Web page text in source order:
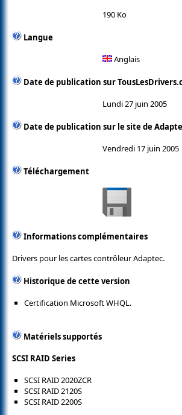
190 Ko
Langue
Anglais
Date de publication sur
Lundi 27 juin 2005
Date de publication sur le site de
Vendredi 17 juin 2005
Téléchargement
Informations complémentaires
Drivers pour les cartes contrôleur Adaptec.
Historique de cette version
Certification Microsoft WHQL.
Matériels supportés
SCSI RAID Series
SCSI RAID 2020ZCR
SCSI RAID 2120S
SCSI RAID 2200S